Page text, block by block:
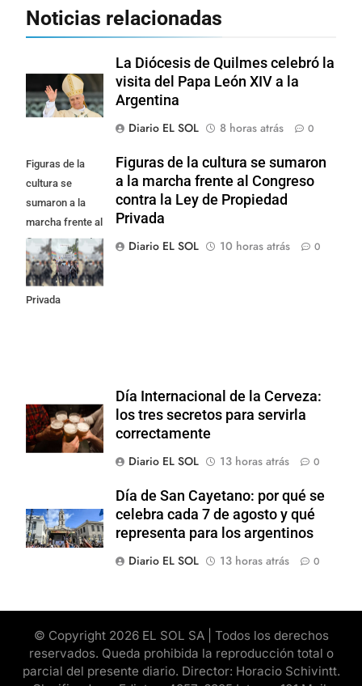
Noticias relacionadas
La Diócesis de Quilmes celebró la
visita del Papa León XIV a la
Argentina
Diario EL SOL
8 horas atrás 0
Figuras de la
cultura se
sumaron a la
marcha frente al
Congreso contra
la Ley de
Propiedad
Privada
Figuras de la cultura se sumaron
a la marcha frente al Congreso
contra la Ley de Propiedad
Privada
Diario EL SOL
10 horas atrás 0
Día Internacional de la Cerveza:
los tres secretos para servirla
correctamente
Diario EL SOL
13 horas atrás 0
Día de San Cayetano: por qué se
celebra cada 7 de agosto y qué
representa para los argentinos
Diario EL SOL
13 horas atrás 0
© Copyright 2026 EL SOL SA | Todos los derechos
reservados. Queda prohibida la reproducción total o
parcial del presente diario. Director: Horacio Schivintt.